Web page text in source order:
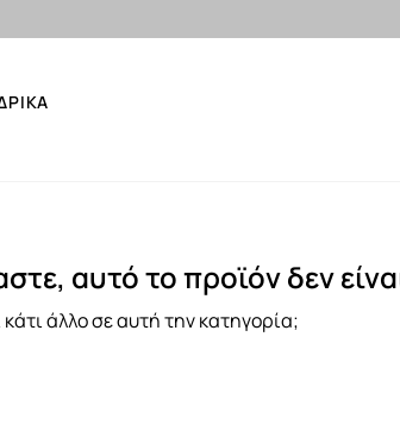
αυτό το προϊόν δεν
άλλο σε αυτή την κατηγορία;